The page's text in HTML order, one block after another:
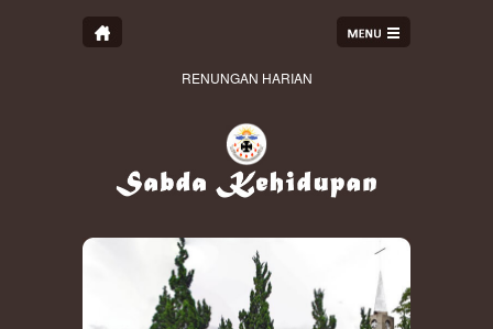
RENUNGAN HARIAN